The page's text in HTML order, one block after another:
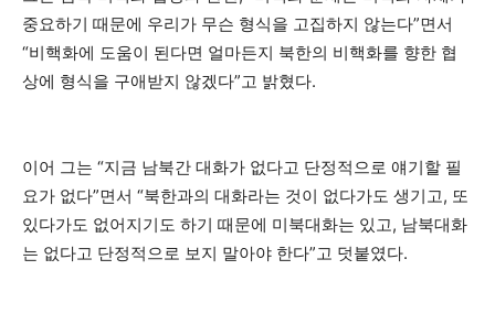
중요하기 때문에 우리가 무슨 형식을 고집하지 않는다”면서
“비핵화에 도움이 된다면 얼마든지 북한의 비핵화를 향한 협
상에 형식을 구애받지 않겠다”고 밝혔다.
이어 그는 “지금 남북간 대화가 없다고 단정적으로 얘기할 필
요가 없다”면서 “북한과의 대화라는 것이 없다가도 생기고, 또
있다가도 없어지기도 하기 때문에 미북대화는 있고, 남북대화
는 없다고 단정적으로 보지 말아야 한다”고 덧붙였다.